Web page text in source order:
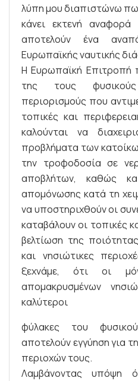
λύπη μου διαπιστώνω
κάνει εκτενή
αποτελούν ένα
Ευρωπαϊκής ναυτικής
Η Ευρωπαϊκή Επιτροπή
της τους
περιορισμούς που
τοπικές και
καλούνται να
προβλήματα των
την τροφοδοσία σε
αποβλήτων, καθώς
απομόνωσης κατά τη
να υποστηριχθούν οι
καταβάλουν οι τοπικές
βελτίωση της
και νησιώτικες
ξεχνάμε, ότι οι
απομακρυσμένων
καλύτεροι
φύλακες του
αποτελούν εγγύηση για
περιοχών τους.
Λαμβάνοντας υπόψη